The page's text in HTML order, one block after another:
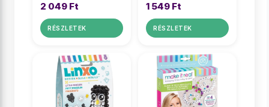
2 049 Ft
RÉSZLETEK
1 549 Ft
RÉSZLETEK